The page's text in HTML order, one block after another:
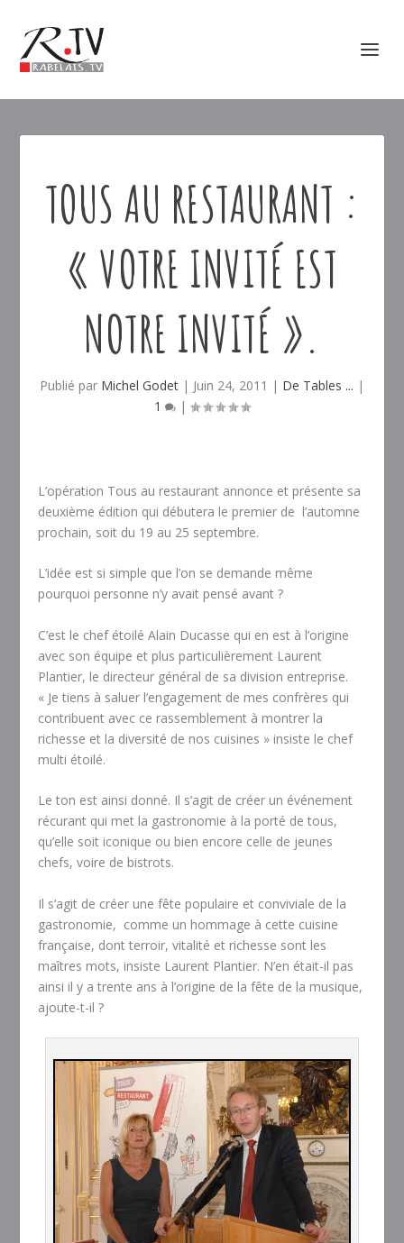
TOUS AU RESTAURANT :
« VOTRE INVITÉ EST
NOTRE INVITÉ ».
Publié par Michel Godet | Juin 24, 2011 | De Tables ... |
1
|
L’opération Tous au restaurant annonce et présente sa
deuxième édition qui débutera le premier de l’automne
prochain, soit du 19 au 25 septembre.
L’idée est si simple que l’on se demande même
pourquoi personne n’y avait pensé avant ?
C’est le chef étoilé Alain Ducasse qui en est à l’origine
avec son équipe et plus particulièrement Laurent
Plantier, le directeur général de sa division entreprise.
« Je tiens à saluer l’engagement de mes confrères qui
contribuent avec ce rassemblement à montrer la
richesse et la diversité de nos cuisines » insiste le chef
multi étoilé.
Le ton est ainsi donné. Il s’agit de créer un événement
récurant qui met la gastronomie à la porté de tous,
qu’elle soit iconique ou bien encore celle de jeunes
chefs, voire de bistrots.
Il s’agit de créer une fête populaire et conviviale de la
gastronomie, comme un hommage à cette cuisine
française, dont terroir, vitalité et richesse sont les
maîtres mots, insiste Laurent Plantier. N’en était-il pas
ainsi il y a trente ans à l’origine de la fête de la musique,
ajoute-t-il ?